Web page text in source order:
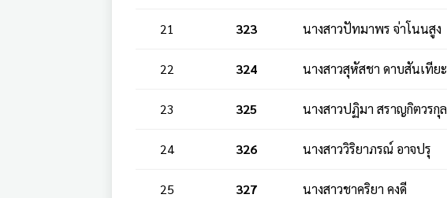
21 323 นางสาวปัทมาพร จ่าโนนสูง
22 324 นางสาวสุหัสชา ดาบสันเทียะ
23 325 นางสาวปฏิมา สราญกิตวรกุล
24 326 นางสาววิริยาภรณ์ อาจปรุ
25 327 นางสาวชาคริยา คงดี